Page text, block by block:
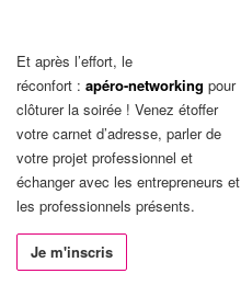
Et après l’effort, le
réconfort : apéro-networking pour
clôturer la soirée ! Venez étoffer
votre carnet d’adresse, parler de
votre projet professionnel et
échanger avec les entrepreneurs et
les professionnels présents.
Je m'inscris